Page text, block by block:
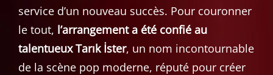
service d’un nouveau succès. Pour couronner
le tout, l’arrangement a été confié au
talentueux Tarık İster, un nom incontournable
de la scène pop moderne, réputé pour créer